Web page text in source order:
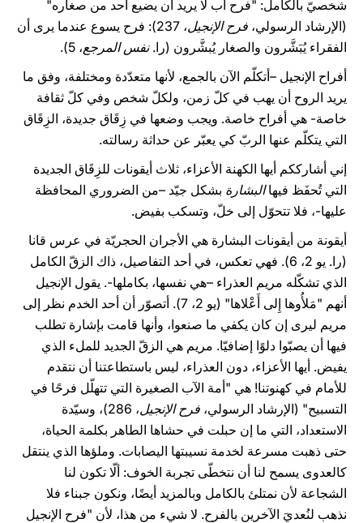
شخصيّ بالكامل: "فرح أب لا يريد أن يضيع أحد من صغاره"
(الإرشاد الرسولي، فرح الإنجيل
، 237): فرح يسوع عندما يرى أن
الفقراء يُبَشَّرون والصغار يُبشَّرون (را.نفس المرجع، 5).
أفراح الإنجيل –أتكلّم الآن بالجمع، لأنها متعدّدة ومختلفة، وفق ما
يريد الروح أن يهب في كلّ زمن، ولكلّ شخص وفي كلّ ثقافة
خاصة- هي أفراح خاصة. ويجب وضعها في زِقَاق جديدة، الزِقَاق
التي يتكلّم عنها الربّ كي يعبّر عن حداثة رسالته.
إني أشارككم أيها الكهنة الأعزاء، ثلاث أيقونات للزِقَاق الجديدة
التي تُحفَظ فيهاالبشارة بشكل جيّد –من الضروري المحافظة
عليها-، فلا تتحوّل إلى خلّ، وتسكب بفيض.
أيقونة من أيقونات البشارة هي الأجران الحجريّة في عرس قانا
(را. يو 2، 6). فهي تعكس، في أحد التفاصيل، ذاك الزقّ الكامل
الذي تشكّله مريم العذراء –هي نفسها، بكاملها-. يقول الإنجيل
أنهم "مَلأُوها إِلى أَعْلاها" (يو 2، 7). أتصوّر أن أحد الخدم نظر إلى
مريم ليرى إن كان يكفي ما صنعوا، وأنها قامت بإشارة تطلب
فيها أن يصبّوا دلوًا إضافيّا. مريم هي الزقّ الجديد للملء الذي
يفيض. أيها الأعزاء، دون العذراء، ليس باستطاعتنا أن نتقدم
للأمام في كهنوتنا! هي "أمة الآب الصغيرة التي تتهلّل فرحًا في
التسبيح" (الإرشاد الرسولي، فرح الإنجيل
، 286)، وسيّدة
الاستعداد، التي ما إن حبلت في حشاها الطاهر بكلمة الحياة،
حتى ذهبت مسرعة لخدمة نسيبتها اليصابات. وملؤها الذي ينتقل
كالعدوى يسمح لنا أن نتخطّى تجربة الخوف: ألّا تكون لنا
الشجاعة لأن نمتلئ بالكامل وبالمزيد أيضًا، ونكون جبناء فلا
نذهب لنُعديَ الآخرين بالفرح. لا شيء من هذا، لأن "فرح الإنجيل